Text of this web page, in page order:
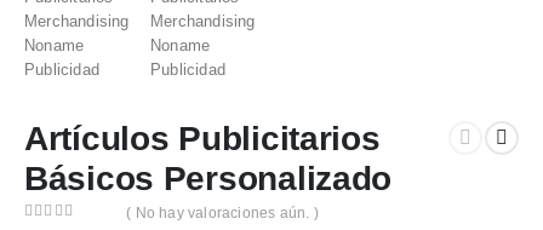
Artículos Publicitarios
Básicos Personalizado
( No hay valoraciones aún. )